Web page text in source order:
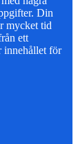
Din
mycket tid
ett
innehållet för